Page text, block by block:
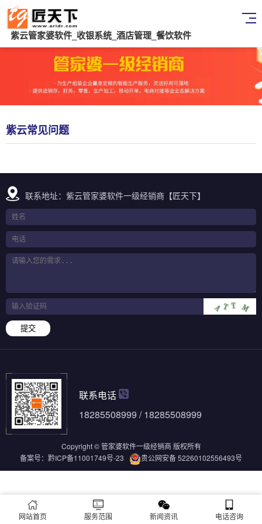
紫云管家婆软件_收银系统_酒店管理_餐饮软件
紫云常见问题
联系地址：紫云管家婆软件一级经销商【匠天下】
提交
联系电话
18285508999 / 18285508999
Copyright © 管家婆软件一级经销商 版权所有
备案号： 黔ICP备11001749号-23 贵公网安备 52260102556493号
网站首页 服务范围 新闻资讯 电话咨询